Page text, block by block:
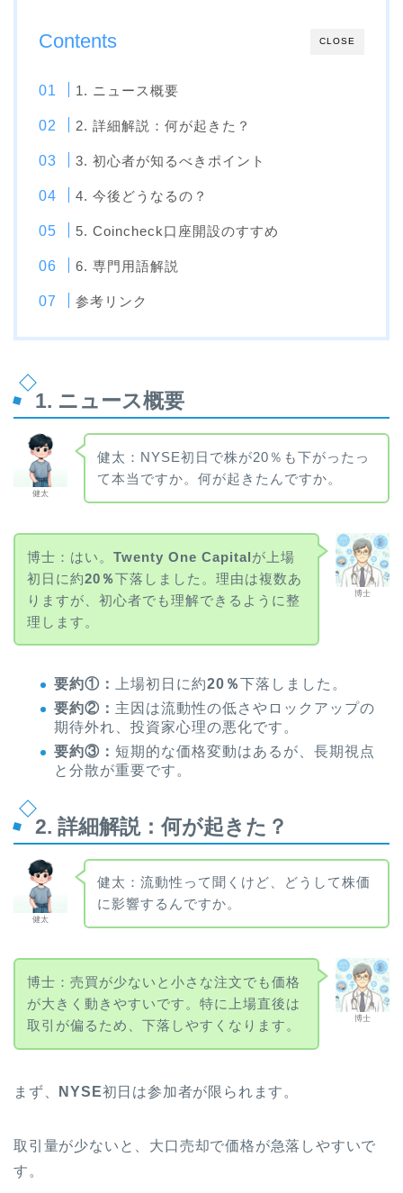
CLOSE
Contents
1. ニュース概要
2. 詳細解説：何が起きた？
3. 初心者が知るべきポイント
4. 今後どうなるの？
5. Coincheck口座開設のすすめ
6. 専門用語解説
参考リンク
1. ニュース概要
健太
健太：NYSE初日で株が20％も下がったっ
て本当ですか。何が起きたんですか。
博士
博士：はい。 Twenty One Capitalが上場
初日に約20％下落しました。理由は複数あ
りますが、初心者でも理解できるように整
理します。
要約①： 上場初日に約20％下落しました。
要約②： 主因は流動性の低さやロックアップの
期待外れ、投資家心理の悪化です。
要約③： 短期的な価格変動はあるが、長期視点
と分散が重要です。
2. 詳細解説：何が起きた？
健太
健太：流動性って聞くけど、どうして株価
に影響するんですか。
博士
博士：売買が少ないと小さな注文でも価格
が大きく動きやすいです。特に上場直後は
取引が偏るため、下落しやすくなります。
まず、 NYSE初日は参加者が限られます。
取引量が少ないと、大口売却で価格が急落しやすいで
す。